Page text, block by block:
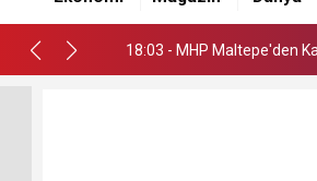
18:05 - CHP Maltepe İlçe
18:03 - MHP Maltepe'den